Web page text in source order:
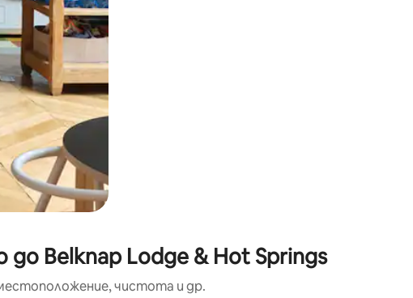
Belknap Lodge & Hot Springs
чистота и др.